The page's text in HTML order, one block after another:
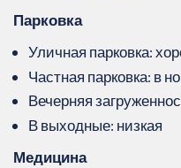
Парковка
Уличная парковка:
Частная парковка: в
Вечерняя
В выходные: низкая
Медицина